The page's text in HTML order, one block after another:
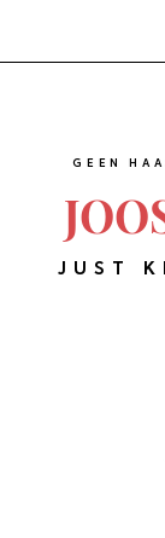
GEEN
JUST